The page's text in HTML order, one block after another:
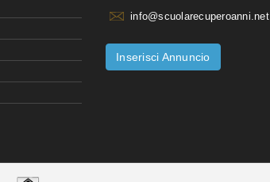
info@scuolarecuperoanni.net
Inserisci Annuncio